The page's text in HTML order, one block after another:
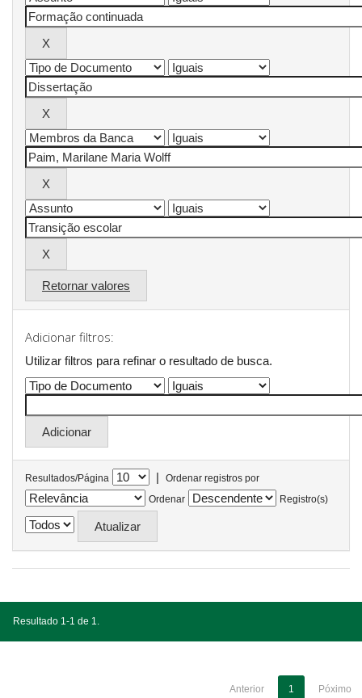
Retornar valores
Adicionar filtros:
Utilizar filtros para refinar o resultado de busca.
Resultados/Página |
Ordenar registros por
Ordenar
Registro(s)
Resultado 1-1 de 1.
Anterior 1 Póximo